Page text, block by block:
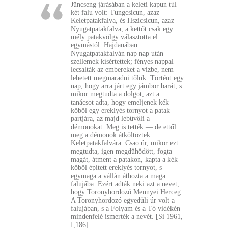
Jüncseng járásában a keleti kapun túl
két falu volt: Tungcsicun, azaz
Keletpatakfalva, és Hszicsicun, azaz
Nyugatpatakfalva, a kettőt csak egy
mély patakvölgy választotta el
egymástól. Hajdanában
Nyugatpatakfalván nap nap után
szellemek kísértettek; fényes nappal
lecsalták az embereket a vízbe, nem
lehetett megmaradni tőlük. Történt egy
nap, hogy arra járt egy jámbor barát, s
mikor megtudta a dolgot, azt a
tanácsot adta, hogy emeljenek kék
kőből egy ereklyés tornyot a patak
partjára, az majd lebűvöli a
démonokat. Meg is tették — de ettől
meg a démonok átköltöztek
Keletpatakfalvára. Csao úr, mikor ezt
megtudta, igen megdühödött, fogta
magát, átment a patakon, kapta a kék
kőből épített ereklyés tornyot, s
egymaga a vállán áthozta a maga
falujába. Ezért adták neki azt a nevet,
hogy Toronyhordozó Mennyei Herceg.
A Toronyhordozó egyedüli úr volt a
falujában, s a Folyam és a Tó vidékén
mindenfelé ismerték a nevét. [Si 1961,
I,186]